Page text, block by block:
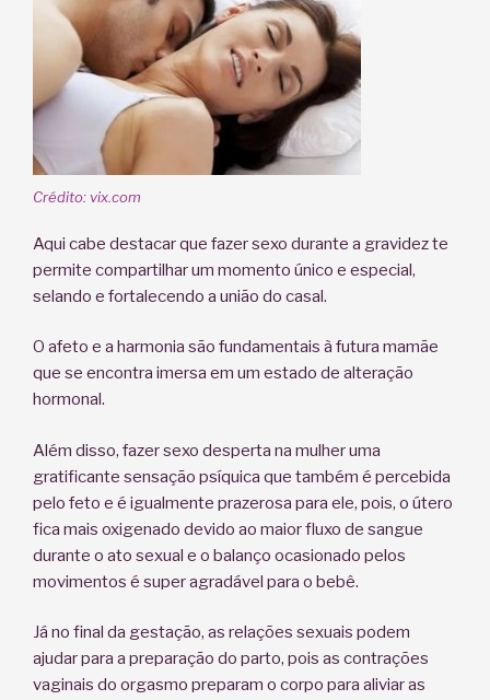
Crédito: vix.com
Aqui cabe destacar que fazer sexo durante a gravidez te
permite compartilhar um momento único e especial,
selando e fortalecendo a união do casal.
O afeto e a harmonia são fundamentais à futura mamãe
que se encontra imersa em um estado de alteração
hormonal.
Além disso, fazer sexo desperta na mulher uma
gratificante sensação psíquica que também é percebida
pelo feto e é igualmente prazerosa para ele, pois, o útero
fica mais oxigenado devido ao maior fluxo de sangue
durante o ato sexual e o balanço ocasionado pelos
movimentos é super agradável para o bebê.
Já no final da gestação, as relações sexuais podem
ajudar para a preparação do parto, pois as contrações
vaginais do orgasmo preparam o corpo para aliviar as